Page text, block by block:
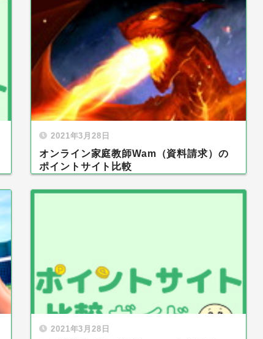
2021年3月28日
オンライン家庭教師Wam（資料請求）の
ポイントサイト比較
2021年3月28日